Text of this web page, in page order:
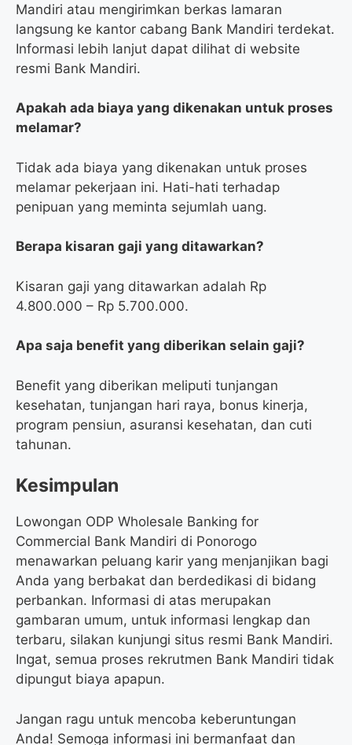
Mandiri atau mengirimkan berkas lamaran
langsung ke kantor cabang Bank Mandiri terdekat.
Informasi lebih lanjut dapat dilihat di website
resmi Bank Mandiri.
Apakah ada biaya yang dikenakan untuk proses
melamar?
Tidak ada biaya yang dikenakan untuk proses
melamar pekerjaan ini. Hati-hati terhadap
penipuan yang meminta sejumlah uang.
Berapa kisaran gaji yang ditawarkan?
Kisaran gaji yang ditawarkan adalah Rp
4.800.000 – Rp 5.700.000.
Apa saja benefit yang diberikan selain gaji?
Benefit yang diberikan meliputi tunjangan
kesehatan, tunjangan hari raya, bonus kinerja,
program pensiun, asuransi kesehatan, dan cuti
tahunan.
Kesimpulan
Lowongan ODP Wholesale Banking for
Commercial Bank Mandiri di Ponorogo
menawarkan peluang karir yang menjanjikan bagi
Anda yang berbakat dan berdedikasi di bidang
perbankan. Informasi di atas merupakan
gambaran umum, untuk informasi lengkap dan
terbaru, silakan kunjungi situs resmi Bank Mandiri.
Ingat, semua proses rekrutmen Bank Mandiri tidak
dipungut biaya apapun.
Jangan ragu untuk mencoba keberuntungan
Anda! Semoga informasi ini bermanfaat dan